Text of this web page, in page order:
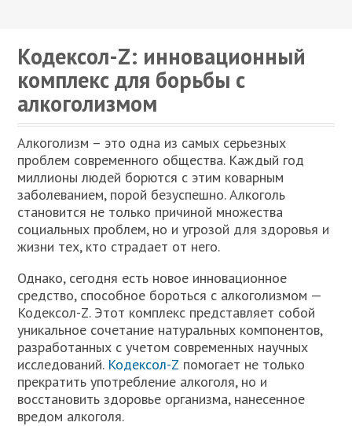
Кодексол-Z: инновационный
комплекс для борьбы с
алкоголизмом
Алкоголизм – это одна из самых серьезных
проблем современного общества. Каждый год
миллионы людей борются с этим коварным
заболеванием, порой безуспешно. Алкоголь
становится не только причиной множества
социальных проблем, но и угрозой для здоровья и
жизни тех, кто страдает от него.
Однако, сегодня есть новое инновационное
средство, способное бороться с алкоголизмом —
Кодексол-Z. Этот комплекс представляет собой
уникальное сочетание натуральных компонентов,
разработанных с учетом современных научных
исследований. Кодексол-Z помогает не только
прекратить употребление алкоголя, но и
восстановить здоровье организма, нанесенное
вредом алкоголя.